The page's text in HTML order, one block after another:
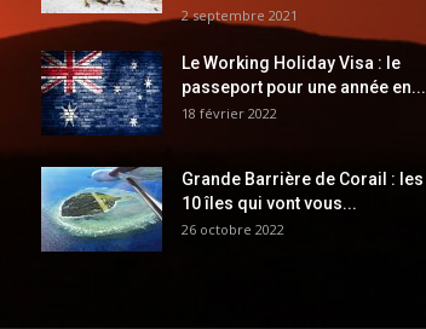
2 septembre 2021
Le Working Holiday Visa : le
passeport pour une année en...
18 février 2022
Grande Barrière de Corail : les
10 îles qui vont vous...
26 octobre 2022